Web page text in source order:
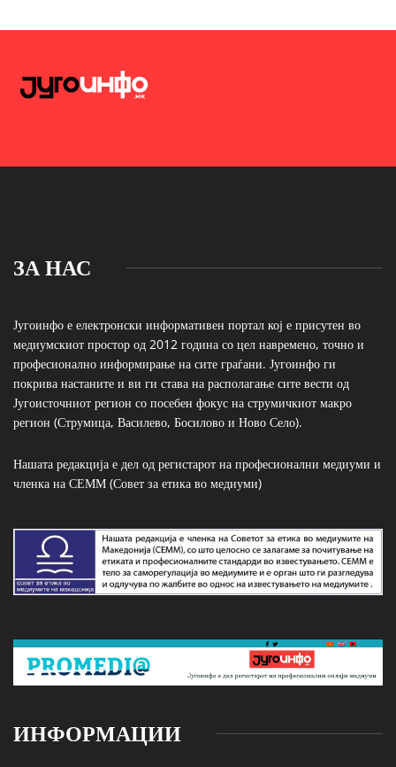
ЗА НАС
Југоинфо е електронски информативен портал кој е присутен во
медиумскиот простор од 2012 година со цел навремено, точно и
професионално информирање на сите граѓани. Југоинфо ги
покрива настаните и ви ги става на располагање сите вести од
Југоисточниот регион со посебен фокус на струмичкиот макро
регион (Струмица, Василево, Босилово и Ново Село).
Нашата редакција е дел од регистарот на професионални медиуми и
членка на СЕММ (Совет за етика во медиуми)
ИНФОРМАЦИИ